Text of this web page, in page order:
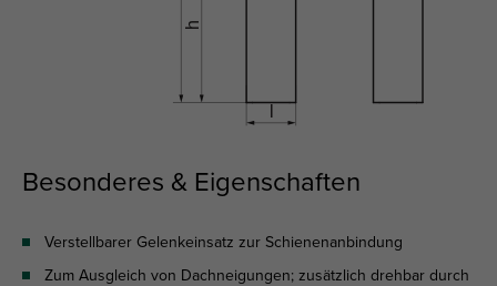
Besonderes & Eigenschaften
Verstellbarer Gelenkeinsatz zur Schienenanbindung
Zum Ausgleich von Dachneigungen; zusätzlich drehbar durch